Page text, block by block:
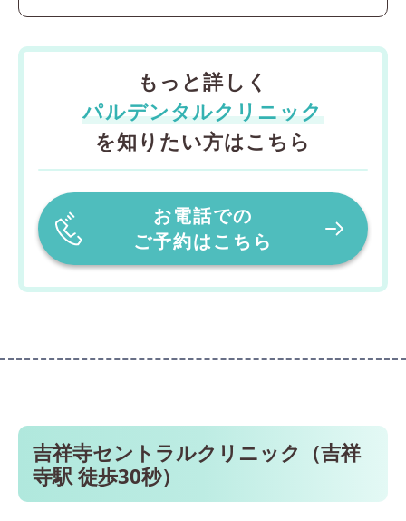
もっと詳しく
パルデンタルクリニック
を知りたい方はこちら
お電話での
ご予約はこちら
吉祥寺セントラルクリニック（吉祥
寺駅 徒歩30秒）